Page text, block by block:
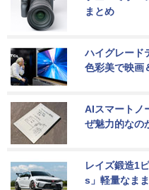
まとめ
ハイグレード
色彩美で映画
AIスマートノ
ぜ魅力的なの
レイズ鍛造1
s」軽量なま